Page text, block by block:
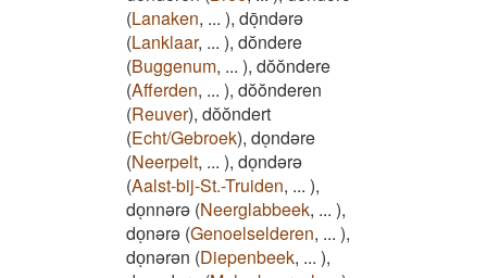
(Lanaken, ... ), dōͅndərə
(Lanklaar, ... ), dŏndere
(Buggenum, ... ), dŏŏndere
(Afferden, ... ), dŏŏnderen
(Reuver), dŏŏndert
(Echt/Gebroek), doͅndəre
(Neerpelt, ... ), doͅndərə
(Aalst-bij-St.-Truiden, ... ),
doͅnnərə (Neerglabbeek, ... ),
doͅnərə (Genoelselderen, ... ),
doͅnərən (Diepenbeek, ... ),